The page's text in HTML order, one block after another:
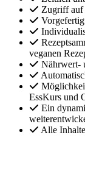
Zugriff auf
veganen
Nährwert-
EssKurs und
Ein
Alle